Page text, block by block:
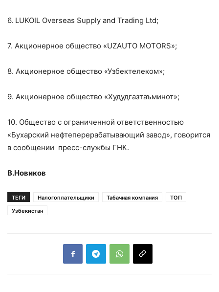
6. LUKOIL Overseas Supply and Trading Ltd;
7. Акционерное общество «UZAUTO MOTORS»;
8. Акционерное общество «Узбектелеком»;
9. Акционерное общество «Худудгазтаъминот»;
10. Общество с ограниченной ответственностью
«Бухарский нефтеперерабатывающий завод», говорится
в сообщении пресс-службы ГНК.
В.Новиков
ТЕГИ Налогоплательщики Табачная компания
ТОП
Узбекистан